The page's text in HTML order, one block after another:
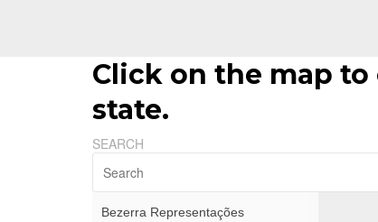
Click on the map
state.
SEARCH
Bezerra Representações